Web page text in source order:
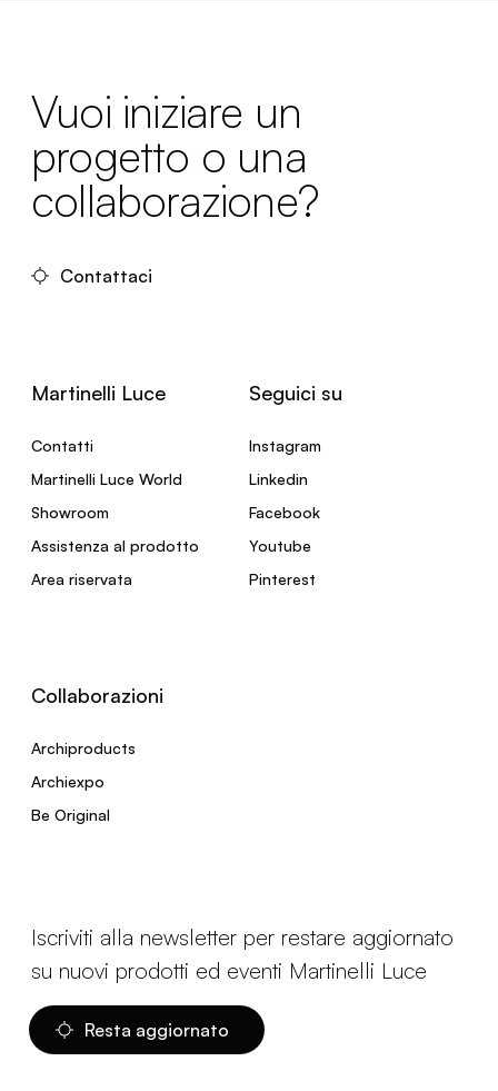
Vuoi iniziare un
progetto o una
collaborazione?
Contattaci
Martinelli Luce
Contatti
Martinelli Luce World
Showroom
Assistenza al prodotto
Area riservata
Seguici su
Instagram
Linkedin
Facebook
Youtube
Pinterest
Collaborazioni
Archiproducts
Archiexpo
Be Original
Iscriviti alla newsletter per restare aggiornato
su nuovi prodotti ed eventi Martinelli Luce
Resta aggiornato